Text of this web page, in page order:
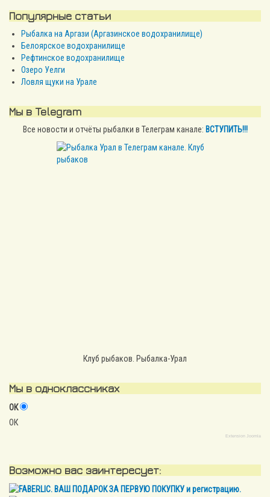
Популярные статьи
Рыбалка на Аргази (Аргазинское водохранилище)
Белоярское водохранилище
Рефтинское водохранилище
Озеро Уелги
Ловля щуки на Урале
Мы в Telegram
Все новости и отчёты рыбалки в Телеграм канале: ВСТУПИТЬ!!!
Клуб рыбаков. Рыбалка-Урал
Мы в одноклассниках
ОК
ОК
Extension Joomla
Возможно вас заинтересует: